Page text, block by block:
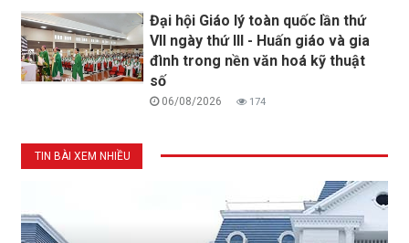
Đại hội Giáo lý toàn quốc lần thứ
VII ngày thứ III - Huấn giáo và gia
đình trong nền văn hoá kỹ thuật
số
06/08/2026 174
TIN BÀI XEM NHIỀU